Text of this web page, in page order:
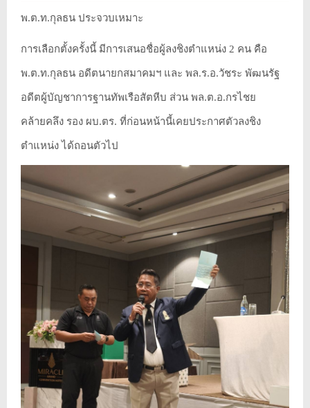
พ.ต.ท.กุลธน ประจวบเหมาะ
การเลือกตั้งครั้งนี้ มีการเสนอชื่อผู้ลงชิงตำแหน่ง 2 คน คือ
พ.ต.ท.กุลธน อดีตนายกสมาคมฯ และ พล.ร.อ.วัชระ พัฒนรัฐ
อดีตผู้บัญชาการฐานทัพเรือสัตหีบ ส่วน พล.ต.อ.กรไชย
คล้ายคลึง รอง ผบ.ตร. ที่ก่อนหน้านี้เคยประกาศตัวลงชิง
ตำแหน่ง ได้ถอนตัวไป